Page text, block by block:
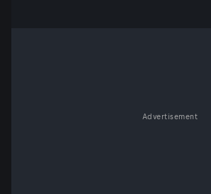
Advertisement